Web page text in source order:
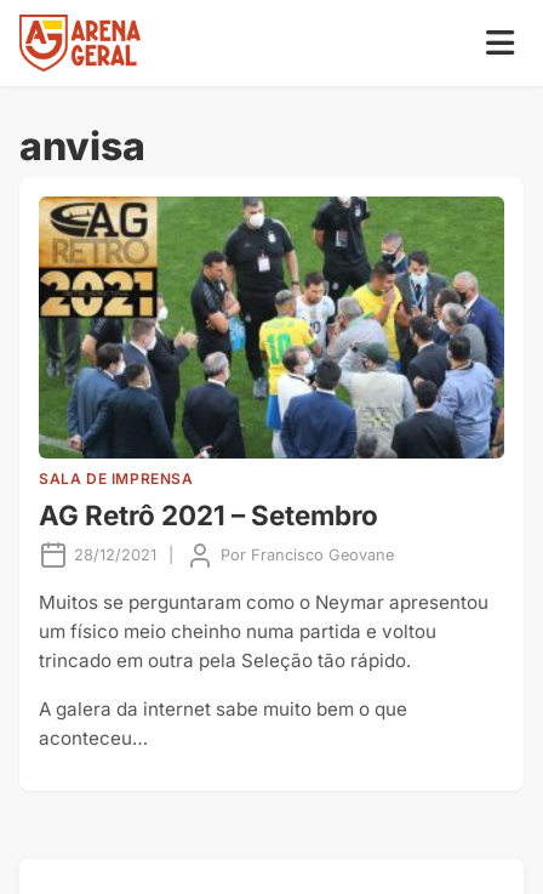
anvisa
SALA DE IMPRENSA
AG Retrô 2021 – Setembro
28/12/2021 Por Francisco Geovane
Muitos se perguntaram como o Neymar apresentou
um físico meio cheinho numa partida e voltou
trincado em outra pela Seleção tão rápido.
A galera da internet sabe muito bem o que
aconteceu…